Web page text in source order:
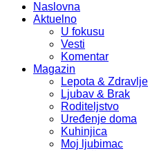
Naslovna
Aktuelno
U fokusu
Vesti
Komentar
Magazin
Lepota & Zdravlje
Ljubav & Brak
Roditeljstvo
Uređenje doma
Kuhinjica
Moj ljubimac